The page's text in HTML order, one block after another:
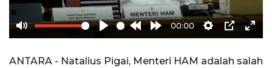
Mute Play
Rewind
10s
Forward
10s
00:00
Settings
PIP
ANTARA - Natalius Pigai, Menteri HAM adalah salah